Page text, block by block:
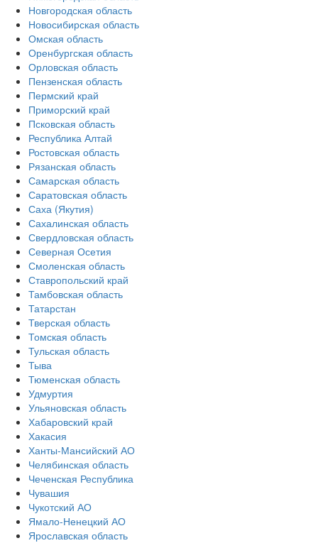
Новгородская область
Новосибирская область
Омская область
Оренбургская область
Орловская область
Пензенская область
Пермский край
Приморский край
Псковская область
Республика Алтай
Ростовская область
Рязанская область
Самарская область
Саратовская область
Саха (Якутия)
Сахалинская область
Свердловская область
Северная Осетия
Смоленская область
Ставропольский край
Тамбовская область
Татарстан
Тверская область
Томская область
Тульская область
Тыва
Тюменская область
Удмуртия
Ульяновская область
Хабаровский край
Хакасия
Ханты-Мансийский АО
Челябинская область
Чеченская Республика
Чувашия
Чукотский АО
Ямало-Ненецкий АО
Ярославская область